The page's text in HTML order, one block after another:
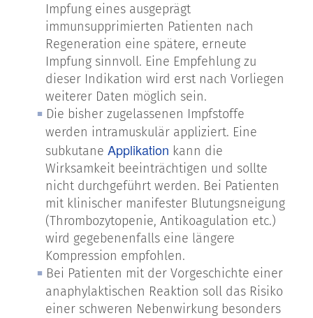
Impfung eines ausgeprägt
immunsupprimierten Patienten nach
Regeneration eine spätere, erneute
Impfung sinnvoll. Eine Empfehlung zu
dieser Indikation wird erst nach Vorliegen
weiterer Daten möglich sein.
Die bisher zugelassenen Impfstoffe
werden intramuskulär appliziert. Eine
subkutane Applikation kann die
Wirksamkeit beeinträchtigen und sollte
nicht durchgeführt werden. Bei Patienten
mit klinischer manifester Blutungsneigung
(Thrombozytopenie, Antikoagulation etc.)
wird gegebenenfalls eine längere
Kompression empfohlen.
Bei Patienten mit der Vorgeschichte einer
anaphylaktischen Reaktion soll das Risiko
einer schweren Nebenwirkung besonders